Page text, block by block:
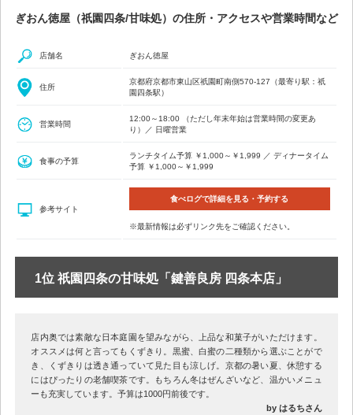
ぎおん徳屋（祇園四条/甘味処）の住所・アクセスや営業時間など
店舗名 ぎおん徳屋
住所
京都府京都市東山区祇園町南側570-127（最寄り駅：祇
園四条駅）
営業時間
12:00～18:00 （ただし年末年始は営業時間の変更あ
り）／ 日曜営業
食事の予算
ランチタイム予算 ￥1,000～￥1,999 ／ ディナータイム
予算 ￥1,000～￥1,999
参考サイト
食べログで詳細を見る・予約する
※最新情報は必ずリンク先をご確認ください。
1位 祇園四条の甘味処「鍵善良房 四条本店」
店内奥では素敵な日本庭園を望みながら、上品な和菓子がいただけます。
オススメは何と言ってもくずきり。黒蜜、白蜜の二種類から選ぶことがで
き、くずきりは透き通っていて見た目も涼しげ。京都の暑い夏、休憩する
にはぴったりの老舗喫茶です。もちろん冬はぜんざいなど、温かいメニュ
ーも充実しています。予算は1000円前後です。
by はるちさん